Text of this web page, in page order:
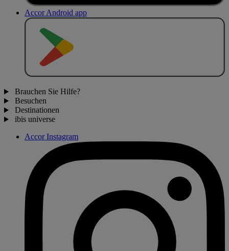
Accor Android app
Brauchen Sie Hilfe?
Besuchen
Destinationen
ibis universe
Accor Instagram